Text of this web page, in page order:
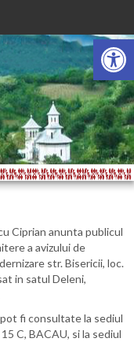
Deschide
Ciprian anunta publicul
a avizului de
str. Bisericii, loc.
in satul Deleni,
fi consultate la sediul
C, BACAU, si la sediul